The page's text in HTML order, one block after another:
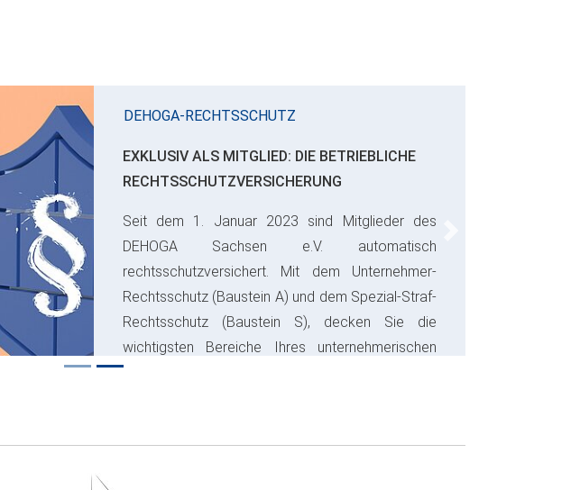
DEHOGA-RECHTSSCHUTZ
EXKLUSIV ALS MITGLIED: DIE BETRIEBLICHE
RECHTSSCHUTZVERSICHERUNG
Seit dem 1. Januar 2023 sind Mitglieder des
DEHOGA Sachsen e.V. automatisch
rechtsschutzversichert. Mit dem Unternehmer-
Rechtsschutz (Baustein A) und dem Spezial-Straf-
Rechtsschutz (Baustein S), decken Sie die
wichtigsten Bereiche Ihres unternehmerischen
Risikos ab und sparen bares Geld.